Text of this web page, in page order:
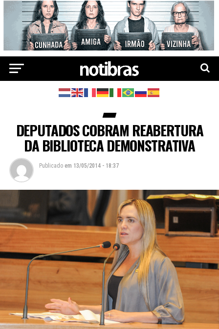
DEPUTADOS COBRAM REABERTURA
DA BIBLIOTECA DEMONSTRATIVA
Publicado em 13/05/2014 - 18:37